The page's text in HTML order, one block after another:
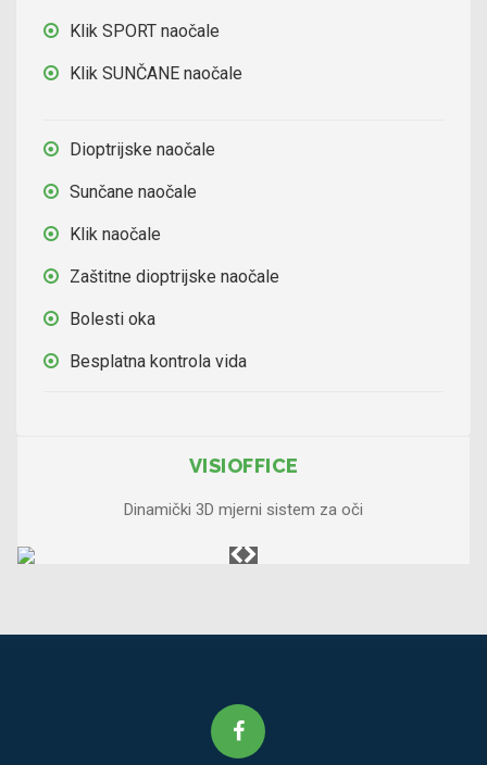
Klik SPORT naočale
Klik SUNČANE naočale
Dioptrijske naočale
Sunčane naočale
Klik naočale
Zaštitne dioptrijske naočale
Bolesti oka
Besplatna kontrola vida
VISIOFFICE
Dinamički 3D mjerni sistem za oči